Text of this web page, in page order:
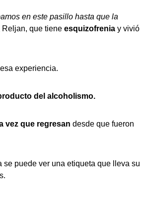
en este pasillo hasta que la
Reljan, que tiene esquizofrenia y vivió
experiencia.
del alcoholismo.
vez que regresan desde que fueron
puede ver una etiqueta que lleva su